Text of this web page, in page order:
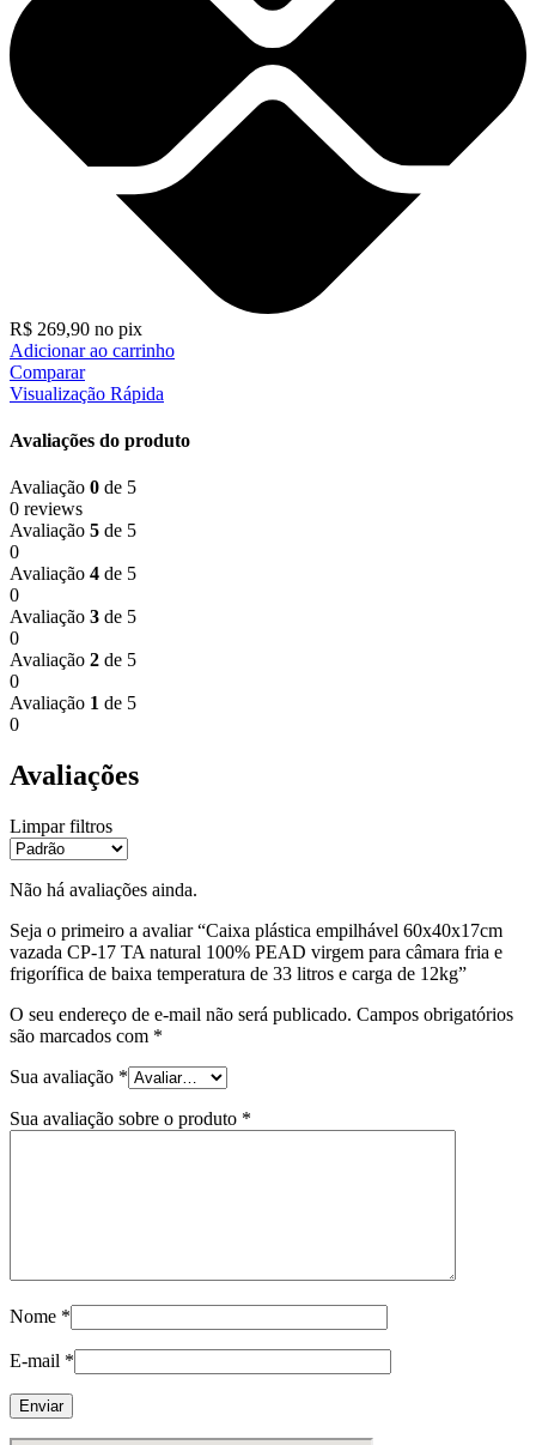
R$ 269,90 no pix
Adicionar ao carrinho
Comparar
Visualização Rápida
Avaliações do produto
Avaliação 0 de 5
0 reviews
Avaliação 5 de 5
0
Avaliação 4 de 5
0
Avaliação 3 de 5
0
Avaliação 2 de 5
0
Avaliação 1 de 5
0
Avaliações
Limpar filtros
Não há avaliações ainda.
Seja o primeiro a avaliar “Caixa plástica empilhável 60x40x17cm
vazada CP-17 TA natural 100% PEAD virgem para câmara fria e
frigorífica de baixa temperatura de 33 litros e carga de 12kg”
O seu endereço de e-mail não será publicado. Campos obrigatórios
são marcados com *
Sua avaliação *
Sua avaliação sobre o produto *
Nome *
E-mail *